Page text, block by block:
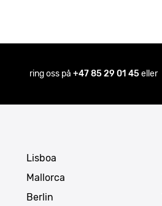
ring oss på +47 85 29 01 45eller
Lisboa
Mallorca
Berlin